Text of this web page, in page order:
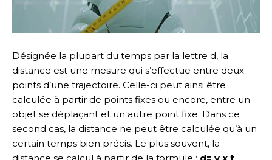
Désignée la plupart du temps par la lettre d, la
distance est une mesure qui s’effectue entre deux
points d’une trajectoire. Celle-ci peut ainsi être
calculée à partir de points fixes ou encore, entre un
objet se déplaçant et un autre point fixe. Dans ce
second cas, la distance ne peut être calculée qu’à un
certain temps bien précis. Le plus souvent, la
distance se calcul à partir de la formule : d= v x t.